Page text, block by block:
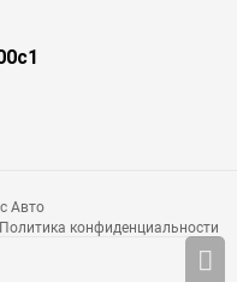
Авто
Политика конфиденциальности